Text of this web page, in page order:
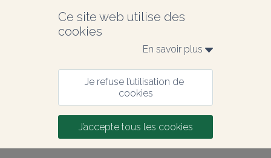
Ce site web utilise des
cookies
En savoir plus
Je refuse l’utilisation de
cookies
J’accepte tous les cookies